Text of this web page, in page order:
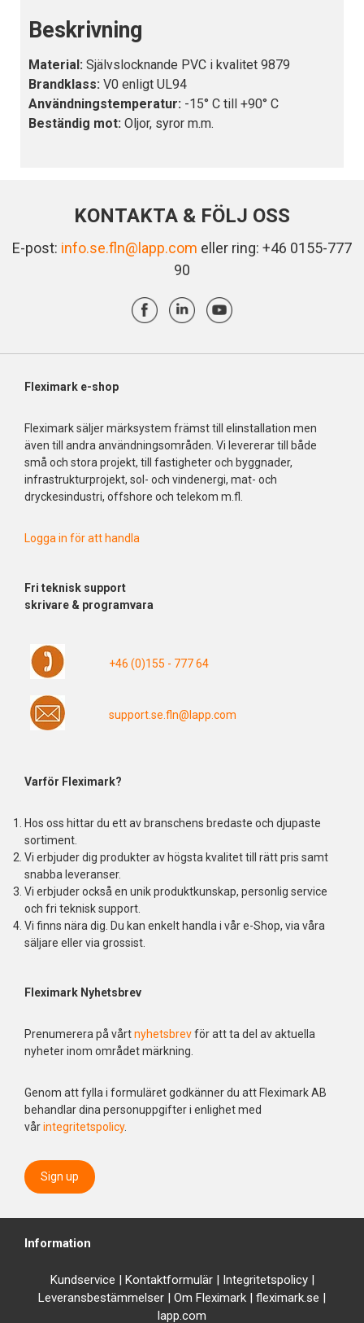
Beskrivning
Material: Självslocknande PVC i kvalitet 9879
Brandklass: V0 enligt UL94
Användningstemperatur: -15° C till +90° C
Beständig mot: Oljor, syror m.m.
KONTAKTA & FÖLJ OSS
E-post: info.se.fln@lapp.com eller ring: +46 0155-777
90
Fleximark e-shop
Fleximark säljer märksystem främst till elinstallation men
även till andra användningsområden. Vi levererar till både
små och stora projekt, till fastigheter och byggnader,
infrastrukturprojekt, sol- och vindenergi, mat- och
dryckesindustri, offshore och telekom m.fl.
Logga in för att handla
Fri teknisk support
skrivare & programvara
+46 (0)155 - 777 64
support.se.fln@lapp.com
Varför Fleximark?
Hos oss hittar du ett av branschens bredaste och djupaste
sortiment.
Vi erbjuder dig produkter av högsta kvalitet till rätt pris samt
snabba leveranser.
Vi erbjuder också en unik produktkunskap, personlig service
och fri teknisk support.
Vi finns nära dig. Du kan enkelt handla i vår e-Shop, via våra
säljare eller via grossist.
Fleximark Nyhetsbrev
Prenumerera på vårtnyhetsbrevför att ta del av aktuella
nyheter inom området märkning.
Genom att fylla i formuläret godkänner du att Fleximark AB
behandlar dina personuppgifter i enlighet med
vårintegritetspolicy.
Sign up
Information
Kundservice | Kontaktformulär| Integritetspolicy|
Leveransbestämmelser | Om Fleximark | fleximark.se |
lapp.com